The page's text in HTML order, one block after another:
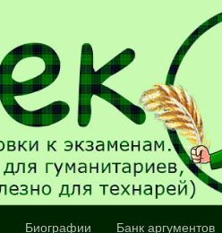
Биографии Банк аргументов